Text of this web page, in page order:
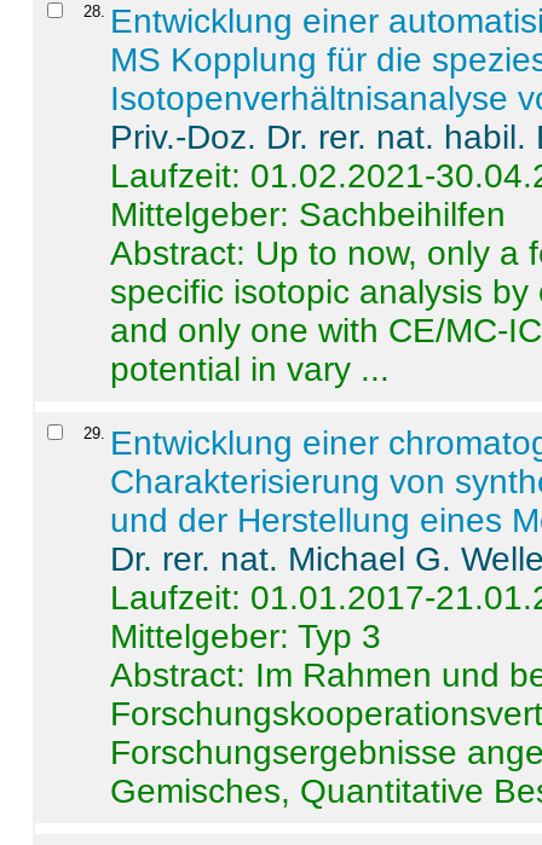
28. Entwicklung einer
MS Kopplung für die
Isotopenverhältnisanalyse
Priv.-Doz. Dr. rer. nat.
Laufzeit: 01.02.2021-
Mittelgeber: Sachbeihilfen
Abstract: Up to now, only a
specific isotopic analysis
and only one with CE/MC-
potential in vary ...
29. Entwicklung einer
Charakterisierung von
und der Herstellung eines
Dr. rer. nat. Michael G.
Laufzeit: 01.01.2017-
Mittelgeber: Typ 3
Abstract: Im Rahmen und
Forschungsergebnisse
Gemisches, Quantitative